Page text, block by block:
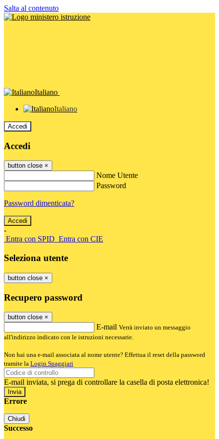
Salta al contenuto
Italiano
Italiano
Accedi
Accedi
button close ×
Nome Utente
Password
Password dimenticata?
-
Entra con SPID Entra con CIE
Seleziona utente
button close ×
Recupero password
button close ×
E-mail Verrà inviato un messaggio
all'indirizzo indicato con le istruzioni necessarie.
Non hai una e-mail associata al nome utente? Effettua il reset della password
tramite la Login Spaggiari
E-mail inviata, si prega di controllare la casella di posta elettronica!
Errore
Chiudi
Successo